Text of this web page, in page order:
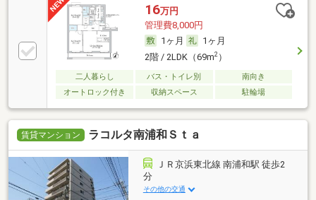
16万円
管理費8,000円
1ヶ月
1ヶ月
2階 / 2LDK（69m2）
二人暮らし バス・トイレ別
南向き
オートロック付き
収納スペース 駐輪場
賃貸マンション ラコルタ南浦和Ｓｔａ
ＪＲ京浜東北線 南浦和駅 徒歩2
分
その他の交通